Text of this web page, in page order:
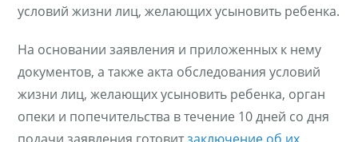
условий жизни лиц, желающих усыновить ребенка.
На основании заявления и приложенных к нему
документов, а также акта обследования условий
жизни лиц, желающих усыновить ребенка, орган
опеки и попечительства в течение 10 дней со дня